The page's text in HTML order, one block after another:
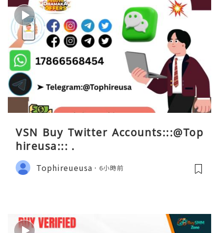
VSN Buy Twitter Accounts:::@Top
hireusa::: .
Tophireueusa 6小時前